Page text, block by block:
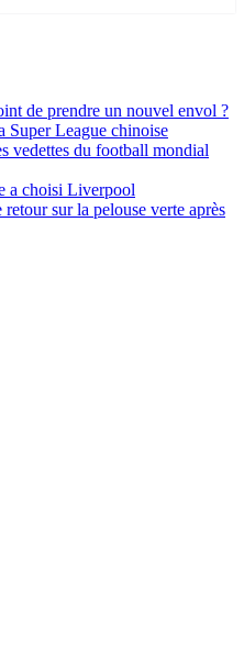
de prendre un nouvel envol ?
League chinoise
vedettes du football mondial
a choisi Liverpool
sur la pelouse verte après